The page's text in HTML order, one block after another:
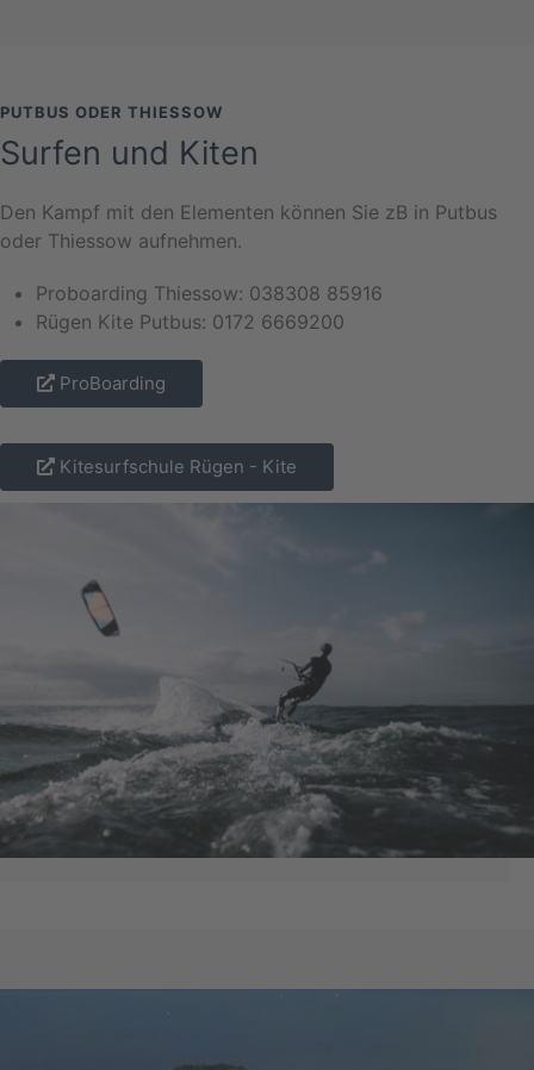
PUTBUS ODER THIESSOW
Surfen und Kiten
Den Kampf mit den Elementen können Sie zB in Putbus
oder Thiessow aufnehmen.
Proboarding Thiessow: 038308 85916
Rügen Kite Putbus: 0172 6669200
ProBoarding
Kitesurfschule Rügen - Kite